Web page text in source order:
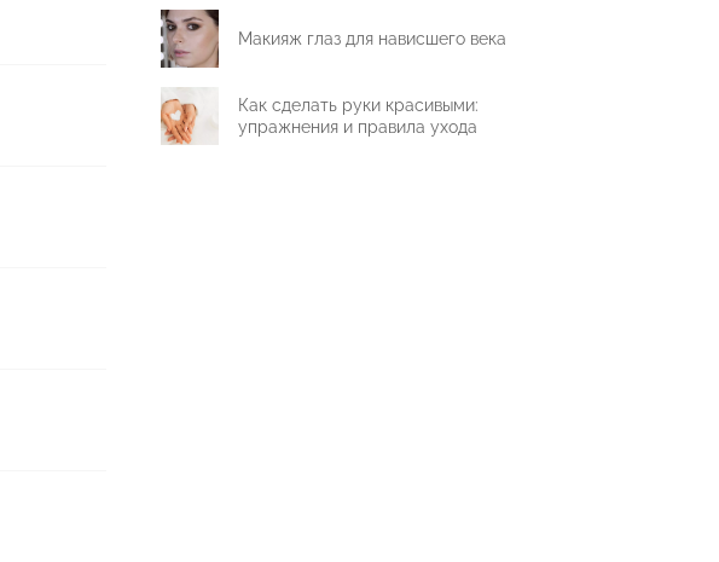
Макияж глаз для нависшего века
Как сделать руки красивыми:
упражнения и правила ухода